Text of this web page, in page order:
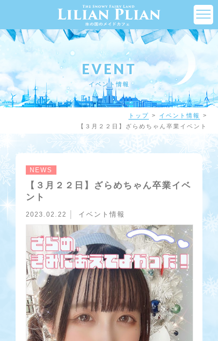
EVENT
イベント情報
トップ
イベント情報
【３月２２日】ざらめちゃん卒業イベント
NEWS
【３月２２日】ざらめちゃん卒業イベ
ント
2023.02.22 イベント情報